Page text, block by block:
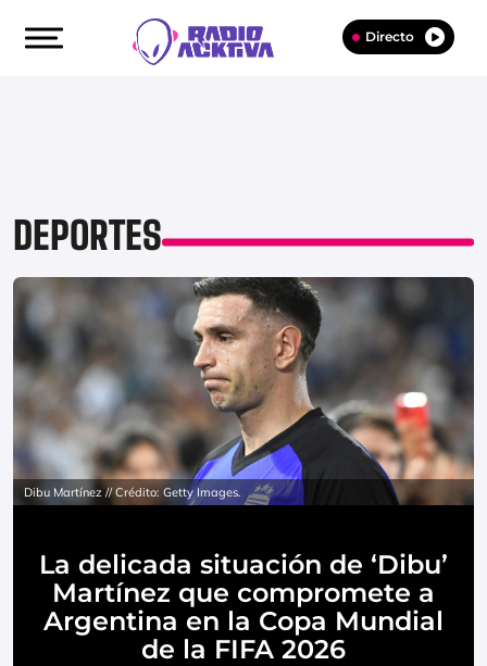
Directo
DEPORTES
Dibu Martínez // Crédito: Getty Images.
La delicada situación de ‘Dibu’
Martínez que compromete a
Argentina en la Copa Mundial
de la FIFA 2026